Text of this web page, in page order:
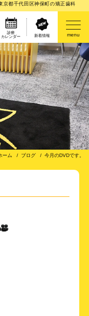
都千代田区神保町の矯正歯科
診療
カレンダー
新着情報 menu
ーム ブログ 今月のDVDです。